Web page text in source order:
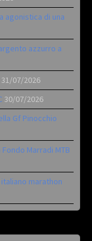
agonistica di una
azzurro a
31/07/2026
30/07/2026
Gf Pinocchio
Marradi MTB
marathon